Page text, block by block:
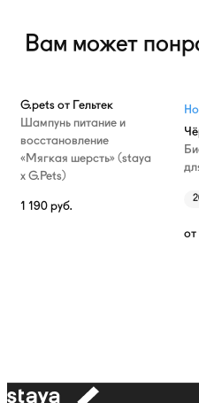
Вам может
G.pets от Гельтек
Шампунь питание и
восстановление
«Мягкая шерсть» (staya
х G.Pets)
1 190 руб.
от
к